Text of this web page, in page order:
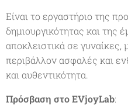
Είναι το εργαστήριο της
δημιουργικότητας και της
αποκλειστικά σε γυναίκες,
περιβάλλον ασφαλές και
και αυθεντικότητα.
Πρόσβαση στο EVjoyLab: